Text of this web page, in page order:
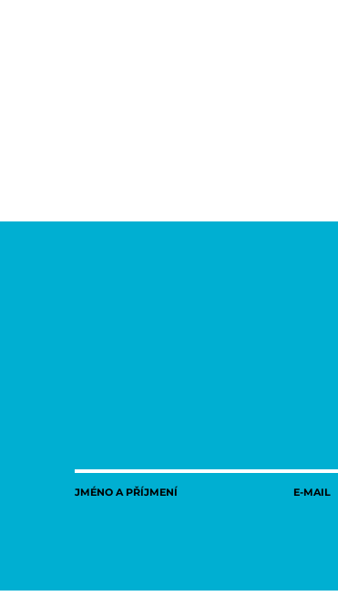
JMÉNO A PŘÍJMENÍ E-MAIL